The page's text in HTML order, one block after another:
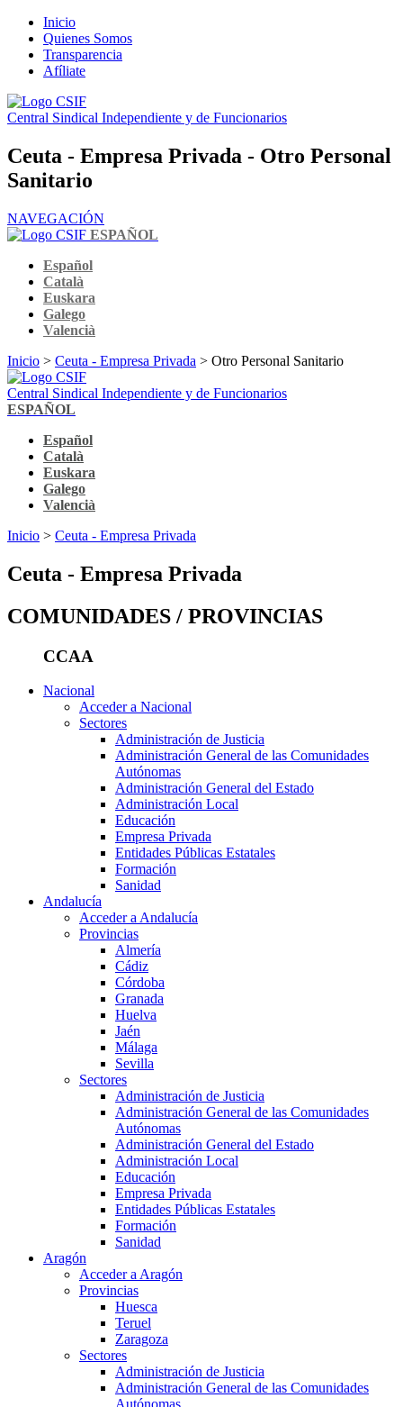
Inicio
Quienes Somos
Transparencia
Afíliate
Central Sindical Independiente y de Funcionarios
Ceuta - Empresa Privada - Otro Personal
Sanitario
NAVEGACIÓN
ESPAÑOL
Español
Català
Euskara
Galego
Valencià
Inicio > Ceuta - Empresa Privada > Otro Personal Sanitario
Central Sindical Independiente y de Funcionarios
ESPAÑOL
Español
Català
Euskara
Galego
Valencià
Inicio > Ceuta - Empresa Privada
Ceuta - Empresa Privada
COMUNIDADES / PROVINCIAS
CCAA
Nacional
Acceder a Nacional
Sectores
Administración de Justicia
Administración General de las Comunidades
Autónomas
Administración General del Estado
Administración Local
Educación
Empresa Privada
Entidades Públicas Estatales
Formación
Sanidad
Andalucía
Acceder a Andalucía
Provincias
Almería
Cádiz
Córdoba
Granada
Huelva
Jaén
Málaga
Sevilla
Sectores
Administración de Justicia
Administración General de las Comunidades
Autónomas
Administración General del Estado
Administración Local
Educación
Empresa Privada
Entidades Públicas Estatales
Formación
Sanidad
Aragón
Acceder a Aragón
Provincias
Huesca
Teruel
Zaragoza
Sectores
Administración de Justicia
Administración General de las Comunidades